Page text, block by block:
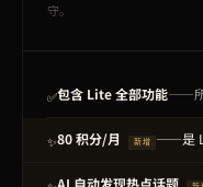
守。
✅包含 Lite 全部功能——所
✨80 积分/月 新增 ——是
AI 自动发现热点话题